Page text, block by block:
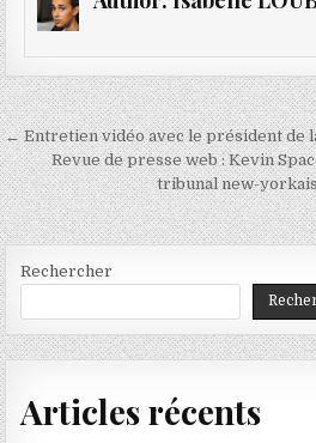
b
n
é
s
Navigation
de
l’article
← Entretien vidéo avec le président de
Revue de presse web : Kevin
tribunal new-
Rechercher
Articles récents